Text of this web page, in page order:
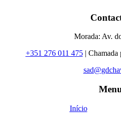
Morada: Av.
+351 276 011 475| Chamada
Início